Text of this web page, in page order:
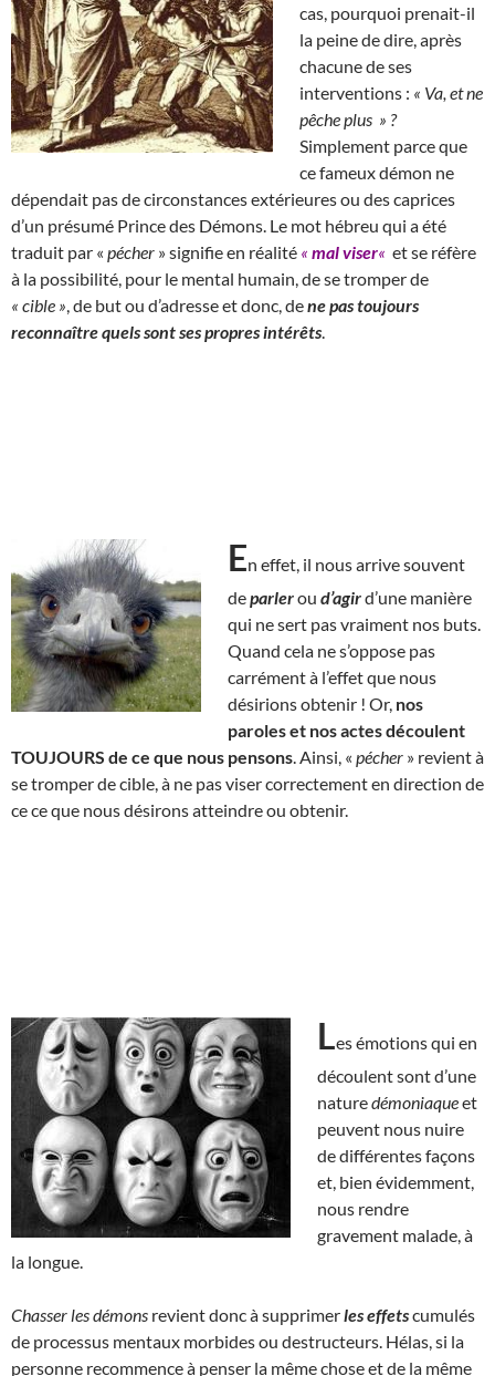
cas, pourquoi prenait-il
la peine de dire, après
chacune de ses
interventions : « Va, et ne
pêche plus » ?
Simplement parce que
ce fameux démon ne
dépendait pas de circonstances extérieures ou des caprices
d’un présumé Prince des Démons. Le mot hébreu qui a été
traduit par « pécher » signifie en réalité « mal viser« et se réfère
à la possibilité, pour le mental humain, de se tromper de
« cible » , de but ou d’adresse et donc, dene pas toujours
reconnaître quels sont ses propres intérêts
En effet, il nous arrive souvent
deparlerou d’agird’une manière
qui ne sert pas vraiment nos buts.
Quand cela ne s’oppose pas
carrément à l’effet que nous
désirions obtenir ! Or, nos
paroles et nos actes découlent
TOUJOURS de ce que nous pensons . Ainsi, « pécher » revient à
se tromper de cible, à ne pas viser correctement en direction de
ce ce que nous désirons atteindre ou obtenir.
Les émotions qui en
découlent sont d’une
naturedémoniaqueet
peuvent nous nuire
de différentes façons
et, bien évidemment,
nous rendre
gravement malade, à
la longue.
Chasser les démons revient donc à supprimerles effetscumulés
de processus mentaux morbides ou destructeurs. Hélas, si la
personne recommence à penser la même chose et de la même